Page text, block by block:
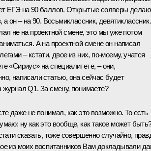
ЕГЭ на 90 баллов. Открытые солверы
а он – на 90. Восьмиклассник, девятиклассник.
не на проектной смене, это мы уже потом
А на проектной смене он написал
– кстати, двое из них, по-моему, учатся
«Сириус» на специалитете, – они,
написали статью, она сейчас будет
журнал Q1. За смену, понимаете?
даже не понимал, как это возможно. То есть
ну как это вообще, как такое может
сказать, тоже совершенно случайно,
из моих воспитанников Вам докладывали